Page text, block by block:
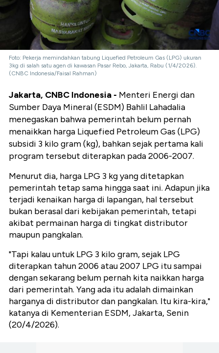
Foto: Pekerja memindahkan tabung Liquefied Petroleum Gas (LPG) ukuran
3kg di salah satu agen di kawasan Pasar Rebo, Jakarta, Rabu (1/4/2026).
(CNBC Indonesia/Faisal Rahman)
Jakarta, CNBC Indonesia - Menteri Energi dan
Sumber Daya Mineral (ESDM) Bahlil Lahadalia
menegaskan bahwa pemerintah belum pernah
menaikkan harga Liquefied Petroleum Gas (LPG)
subsidi 3 kilo gram (kg), bahkan sejak pertama kali
program tersebut diterapkan pada 2006-2007.
Menurut dia, harga LPG 3 kg yang ditetapkan
pemerintah tetap sama hingga saat ini. Adapun jika
terjadi kenaikan harga di lapangan, hal tersebut
bukan berasal dari kebijakan pemerintah, tetapi
akibat permainan harga di tingkat distributor
maupun pangkalan.
"Tapi kalau untuk LPG 3 kilo gram, sejak LPG
diterapkan tahun 2006 atau 2007 LPG itu sampai
dengan sekarang belum pernah kita naikkan harga
dari pemerintah. Yang ada itu adalah dimainkan
harganya di distributor dan pangkalan. Itu kira-kira,"
katanya di Kementerian ESDM, Jakarta, Senin
(20/4/2026).